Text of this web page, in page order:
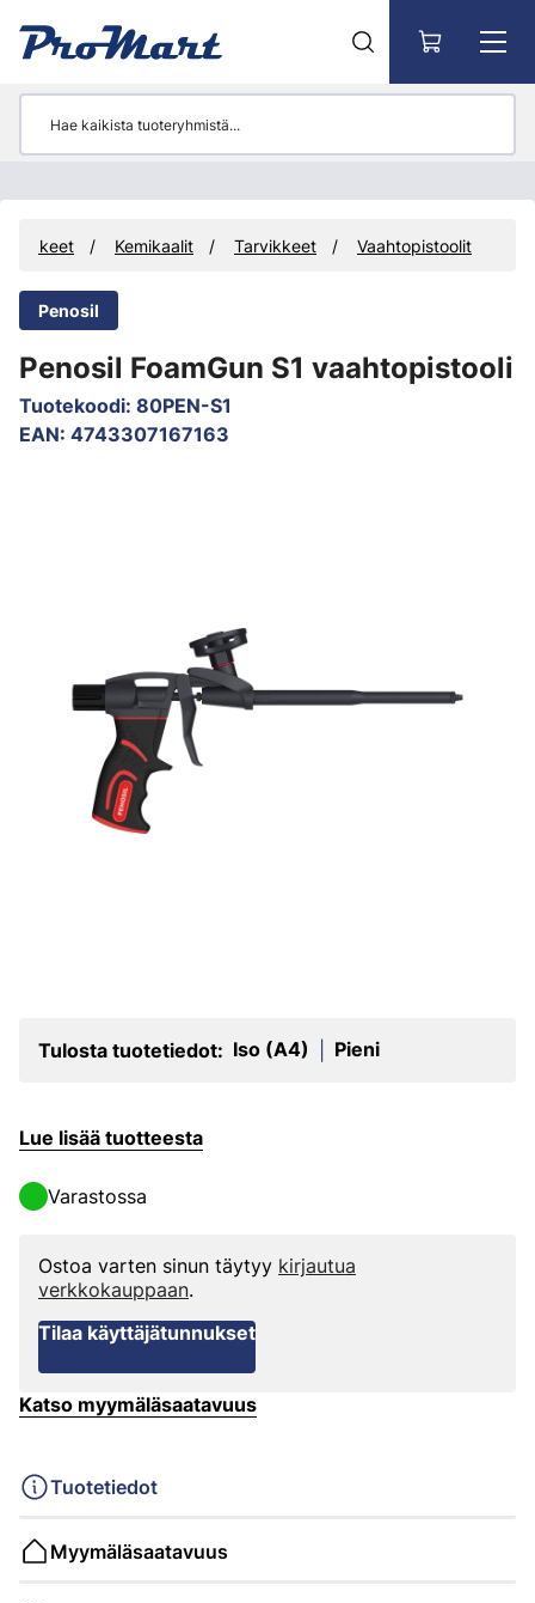
Kemikaalit Tarvikkeet Vaahtopistoolit
Penosil
Penosil FoamGun S1 vaahtopistooli
Tuotekoodi: 80PEN-S1
EAN: 4743307167163
Tulosta tuotetiedot: Iso (A4) Pieni
Lue lisää tuotteesta
Varastossa
Ostoa varten sinun täytyy kirjautua
verkkokauppaan.
Tilaa käyttäjätunnukset
Katso myymäläsaatavuus
Tuotetiedot
Myymäläsaatavuus